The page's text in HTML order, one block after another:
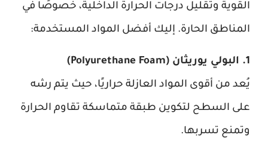
القوية وتقليل درجات الحرارة الداخلية، خصوصًا في
المناطق الحارة. إليك أفضل المواد المستخدمة:
1. البولي يوريثان (Polyurethane Foam)
يُعد من أقوى المواد العازلة حراريًا، حيث يتم رشه
على السطح لتكوين طبقة متماسكة تقاوم الحرارة
وتمنع تسربها.